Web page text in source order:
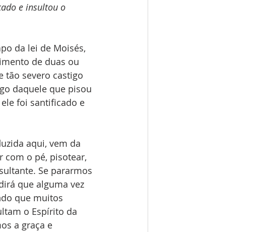
e insultou o
da lei de Moisés,
de duas ou
tão severo castigo
daquele que pisou
foi santificado e
aqui, vem da
com o pé, pisotear,
Se pararmos
que alguma vez
que muitos
o Espírito da
a graça e